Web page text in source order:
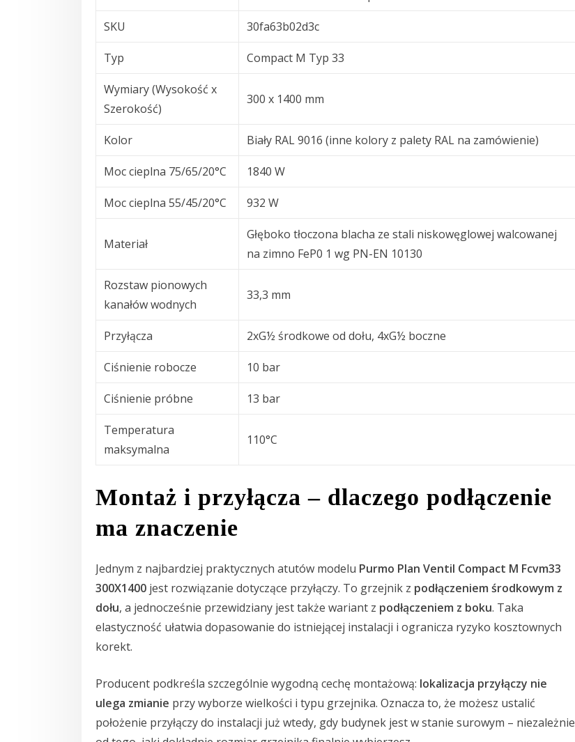
SKU 30fa63b02d3c
Typ Compact M Typ 33
Wymiary (Wysokość x
Szerokość)
300 x 1400 mm
Kolor Biały RAL 9016 (inne kolory z palety RAL na zamówienie)
Moc cieplna 75/65/20°C 1840 W
Moc cieplna 55/45/20°C 932 W
Materiał
Głęboko tłoczona blacha ze stali niskowęglowej walcowanej
na zimno FeP0 1 wg PN-EN 10130
Rozstaw pionowych
kanałów wodnych
33,3 mm
Przyłącza 2xG½ środkowe od dołu, 4xG½ boczne
Ciśnienie robocze 10 bar
Ciśnienie próbne 13 bar
Temperatura
maksymalna
110°C
Montaż i przyłącza – dlaczego podłączenie
ma znaczenie
Jednym z najbardziej praktycznych atutów modelu Purmo Plan Ventil Compact M Fcvm33
300X1400 jest rozwiązanie dotyczące przyłączy. To grzejnik z podłączeniem środkowym z
dołu, a jednocześnie przewidziany jest także wariant z podłączeniem z boku. Taka
elastyczność ułatwia dopasowanie do istniejącej instalacji i ogranicza ryzyko kosztownych
korekt.
Producent podkreśla szczególnie wygodną cechę montażową: lokalizacja przyłączy nie
ulega zmianie przy wyborze wielkości i typu grzejnika. Oznacza to, że możesz ustalić
położenie przyłączy do instalacji już wtedy, gdy budynek jest w stanie surowym – niezależnie